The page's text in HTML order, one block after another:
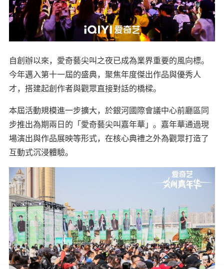
自創辦以來，愛奇藝尖叫之夜已成為業界重要的風向標。
今年邁入第十一屆的盛典，聚焦年度傑出作品與優秀人
才，搭建起創作者與觀眾直接對話的橋樑。
本屆活動規模進一步擴大，於銀河國際會議中心前廳區同
步推出為期兩日的「愛奇藝尖叫嘉年華」。嘉年華通過現
場演出與作品展映等形式，在核心典禮之外為觀眾打造了
互動式沉浸體驗。